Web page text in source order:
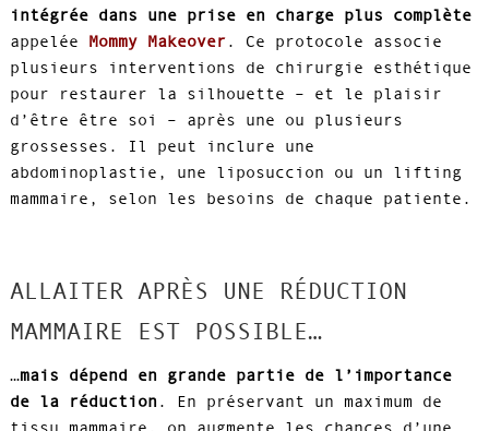
intégrée dans une prise en charge plus complète
appelée Mommy Makeover. Ce protocole associe
plusieurs interventions de chirurgie esthétique
pour restaurer la silhouette – et le plaisir
d’être être soi – après une ou plusieurs
grossesses. Il peut inclure une
abdominoplastie, une liposuccion ou un lifting
mammaire, selon les besoins de chaque patiente.
ALLAITER APRÈS UNE RÉDUCTION
MAMMAIRE EST POSSIBLE…
…mais dépend en grande partie de l’importance
de la réduction . En préservant un maximum de
tissu mammaire, on augmente les chances d’une